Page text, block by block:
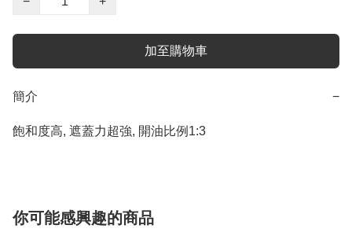
加至購物車
簡介 −
飽和度高, 遮蓋力超強, 開油比例1:3
你可能感興趣的商品